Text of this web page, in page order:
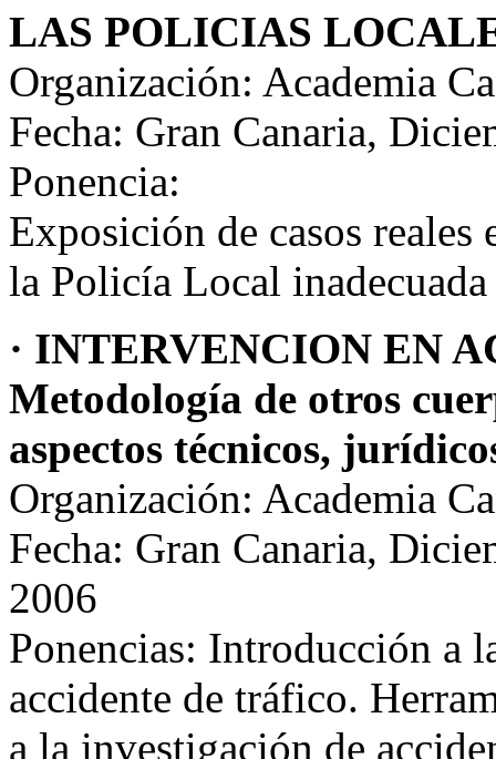
LAS POLICIAS
Organización: Academia
Fecha: Gran Canaria,
Ponencia:
Exposición de casos
la Policía Local inadecuada
· INTERVENCION EN
Metodología de otros
aspectos técnicos,
Organización: Academia
Fecha: Gran Canaria,
2006
Ponencias: Introducción a
accidente de tráfico.
a la investigación de